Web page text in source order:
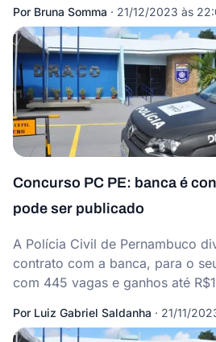
Por Bruna Somma · 21/12/2023 às
Concurso PC PE: banca é
pode ser publicado
A Polícia Civil de Pernambuco
contrato com a banca, para o
com 445 vagas e ganhos até
Por Luiz Gabriel Saldanha · 21/11/